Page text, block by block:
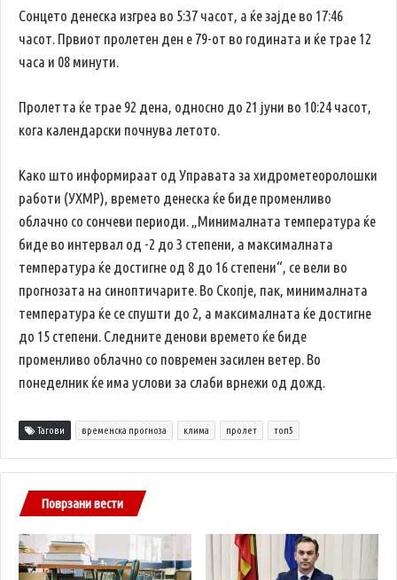
Сонцето денеска изгреа во 5:37 часот, а ќе зајде во 17:46
часот. Првиот пролетен ден е 79-от во годината и ќе трае 12
часа и 08 минути.
Пролетта ќе трае 92 дена, односно до 21 јуни во 10:24 часот,
кога календарски почнува летото.
Како што информираат од Управата за хидрометеоролошки
работи (УХМР), времето денеска ќе биде променливо
облачно со сончеви периоди. „Минималната температура ќе
биде во интервал од -2 до 3 степени, а максималната
температура ќе достигне од 8 до 16 степени“, се вели во
прогнозата на синоптичарите. Во Скопје, пак, минималната
температура ќе се спушти до 2, а максималната ќе достигне
до 15 степени. Следните денови времето ќе биде
променливо облачно со повремен засилен ветер. Во
понеделник ќе има услови за слаби врнежи од дожд.
Тагови временска прогноза клима пролет топ5
Поврзани вести